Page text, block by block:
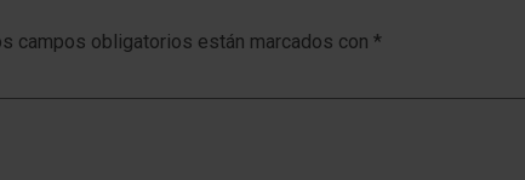
campos obligatorios están marcados con *